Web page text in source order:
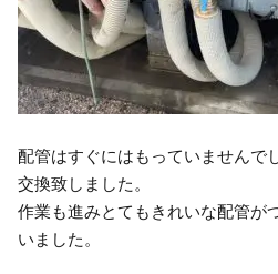
配管はすぐにはもっていませんで
交換致しました。
作業も進みとてもきれいな配管が
いました。